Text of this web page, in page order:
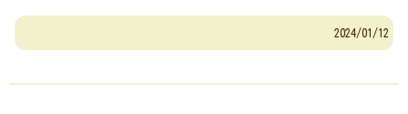
2024/01/12